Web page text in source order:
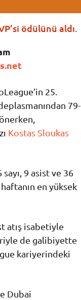
ödülünü aldı.
25.
79-
Kostas Sloukas
9 asist ve 36
en yüksek
atış isabetiyle
de galibiyette
kariyerindeki
Dubai